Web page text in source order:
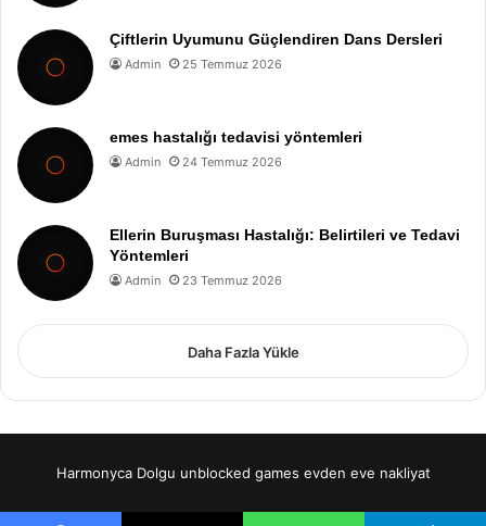
Çiftlerin Uyumunu Güçlendiren Dans Dersleri
Admin 25 Temmuz 2026
emes hastalığı tedavisi yöntemleri
Admin 24 Temmuz 2026
Ellerin Buruşması Hastalığı: Belirtileri ve Tedavi
Yöntemleri
Admin 23 Temmuz 2026
Daha Fazla Yükle
Harmonyca Dolgu unblocked games evden eve nakliyat